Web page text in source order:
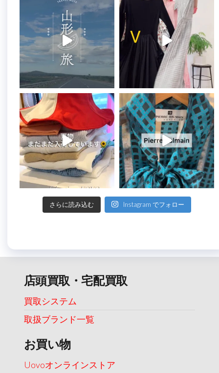
さらに読み込む Instagram でフォロー
店頭買取・宅配買取
買取システム
取扱ブランド一覧
お買い物
Uovoオンラインストア